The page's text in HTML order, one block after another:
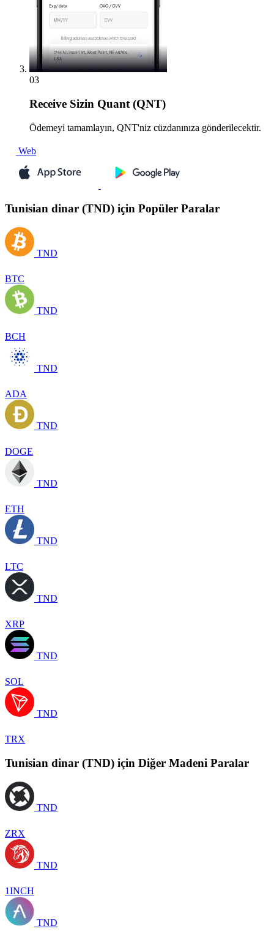
03
Receive Sizin Quant (QNT)
Ödemeyi tamamlayın, QNT'niz cüzdanınıza gönderilecektir.
Web
Tunisian dinar (TND) için Popüler Paralar
TND
BTC
TND
BCH
TND
ADA
TND
DOGE
TND
ETH
TND
LTC
TND
XRP
TND
SOL
TND
TRX
Tunisian dinar (TND) için Diğer Madeni Paralar
TND
ZRX
TND
1INCH
TND